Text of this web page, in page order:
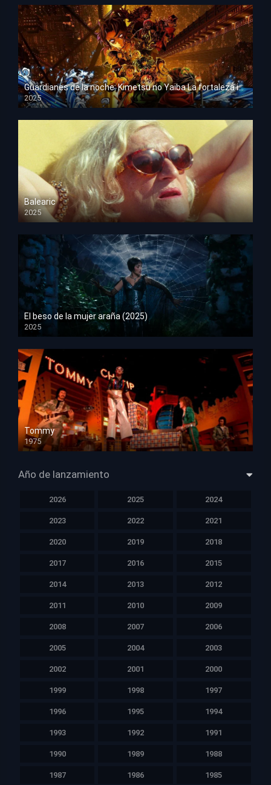
Guardianes de la noche: Kimetsu no Yaiba La fortaleza infinita
2025
HD 1080p
Balearic
2025
HD 1080p
El beso de la mujer araña (2025)
2025
HD 1080p
Tommy
1975
HD 1080p
Año de lanzamiento
2026 2025 2024
2023 2022 2021
2020 2019 2018
2017 2016 2015
2014 2013 2012
2011 2010 2009
2008 2007 2006
2005 2004 2003
2002 2001 2000
1999 1998 1997
1996 1995 1994
1993 1992 1991
1990 1989 1988
1987 1986 1985